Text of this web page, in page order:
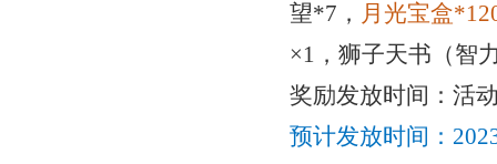
望*7， 月光宝盒*1
×1，狮子天书（智
奖励发放时间：活
预计发放时间：